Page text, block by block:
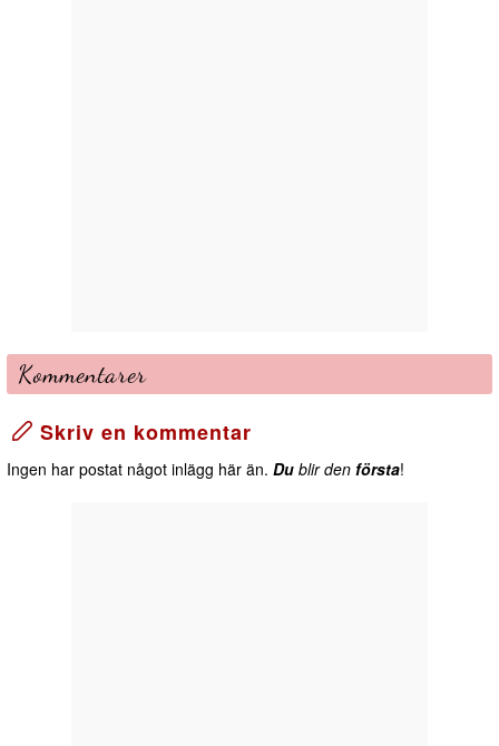
Kommentarer
Skriv en kommentar
Ingen har postat något inlägg här än. Du blir den första!